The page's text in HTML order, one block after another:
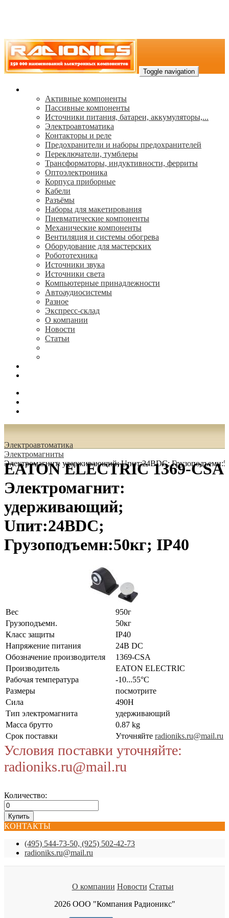
Toggle navigation
Активные компоненты
Пассивные компоненты
Источники питания, батареи, аккумуляторы,...
Электроавтоматика
Контакторы и реле
Предохранители и наборы предохранителей
Переключатели, тумблеры
Трансформаторы, индуктивности, ферриты
Oптоэлектроника
Корпуса приборные
Кабели
Разъёмы
Наборы для макетирования
Пневматические компоненты
Механические компоненты
Вентиляция и системы обогрева
Оборудование для мастерских
Робототехника
Источники звука
Источники света
Компьютерные принадлежности
Автоаудиосистемы
Разное
Экспресс-склад
О компании
Новости
Статьи
Электроавтоматика
Электромагниты
Электромагнит: удерживающий; Uпит:24ВDC;
EATON ELECTRIC 1369-CSA
Электромагнит:
удерживающий;
Uпит:24ВDC;
Грузоподъемн:50кг; IP40
Вес
950г
Грузоподъемн.
50кг
Класс защиты
IP40
Напряжение питания
24В DC
Обозначение производителя
1369-CSA
Производитель
EATON ELECTRIC
Рабочая температура
-10...55°C
Размеры
посмотрите
Сила
490Н
Тип электромагнита
удерживающий
Масса брутто
0.87 kg
Срок поставки
Уточняйте radioniks.ru@mail.ru
Условия поставки уточняйте:
radioniks.ru@mail.ru
Количество:
КОНТАКТЫ
(495) 544-73-50, (925) 502-42-73
radioniks.ru@mail.ru
О компании Новости Статьи
2026 ООО "Компания Радионикс"